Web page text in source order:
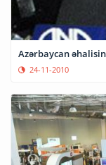
Azərbaycan
24-11-2010